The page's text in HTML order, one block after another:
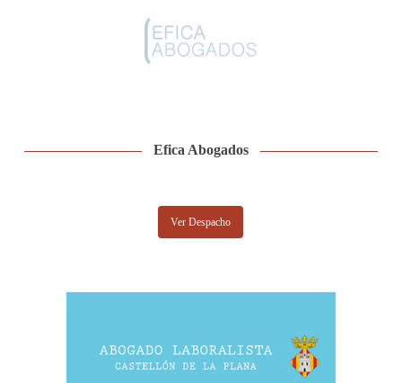
Efica Abogados
Ver Despacho